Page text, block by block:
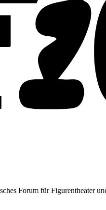
Forum für Figurentheater